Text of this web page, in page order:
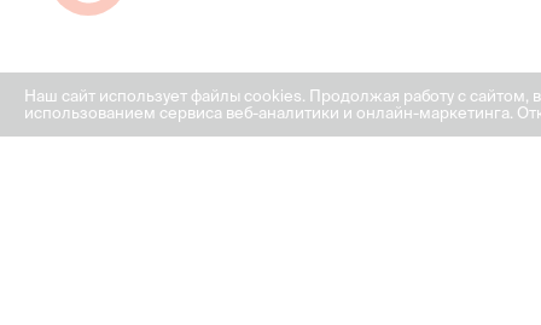
Наш сайт использует файлы cookies. Продолжая работу с
использованием сервиса веб-аналитики и онлайн-маркетинга.